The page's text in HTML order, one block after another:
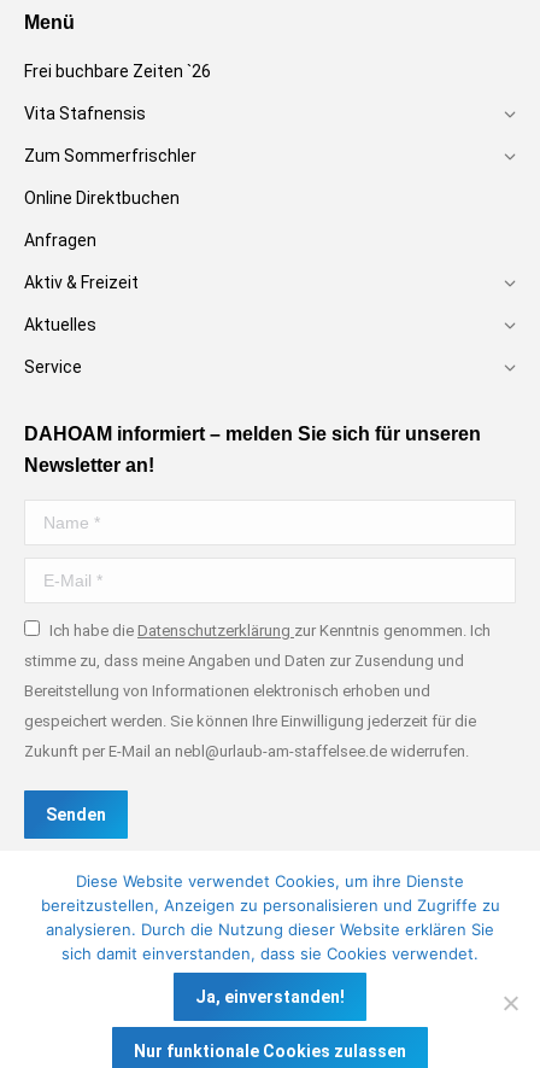
Menü
Frei buchbare Zeiten `26
Vita Stafnensis
Zum Sommerfrischler
Online Direktbuchen
Anfragen
Aktiv & Freizeit
Aktuelles
Service
DAHOAM informiert – melden Sie sich für unseren
Newsletter an!
Name *
E-Mail *
Ich habe die Datenschutzerklärung zur Kenntnis genommen. Ich
stimme zu, dass meine Angaben und Daten zur Zusendung und
Bereitstellung von Informationen elektronisch erhoben und
gespeichert werden. Sie können Ihre Einwilligung jederzeit für die
Zukunft per E-Mail an nebl@urlaub-am-staffelsee.de widerrufen.
Senden
Diese Website verwendet Cookies, um ihre Dienste
bereitzustellen, Anzeigen zu personalisieren und Zugriffe zu
analysieren. Durch die Nutzung dieser Website erklären Sie
sich damit einverstanden, dass sie Cookies verwendet.
Ja, einverstanden!
Nur funktionale Cookies zulassen